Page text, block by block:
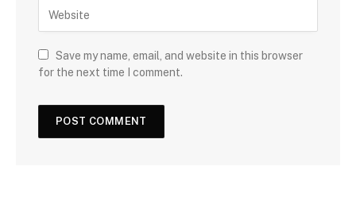
Save my name, email, and website in this browser
for the next time I comment.